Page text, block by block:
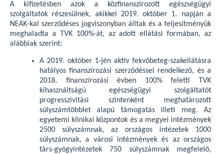
A kifizetésben azok a közfinanszírozott egészségügyi
szolgáltatók részesülnek, akikkel 2019. október 1. napján a
NEAK-kal szerződéses jogviszonyban álltak és a teljesítményük
meghaladta a TVK 100%-át, az adott ellátási formában, az
alábbiak szerint:
A 2019. október 1-jén aktív fekvőbeteg-szakellátásra
hatályos finanszírozási szerződéssel rendelkező, és a
2018. finanszírozási évben 100% feletti TVK
kihasználtságú egészségügyi szolgáltatót
progresszivitási szintenként meghatározott
súlyszámtöbblet alapú támogatás illeti meg. Az
egyetemi klinikai központok és a megyei intézmények
2500 súlyszámnak, az országos intézetek 1000
súlyszámnak, a városi intézmények és az országos
társ-gyógyintézetek 750 súlyszámnak megfelelő,